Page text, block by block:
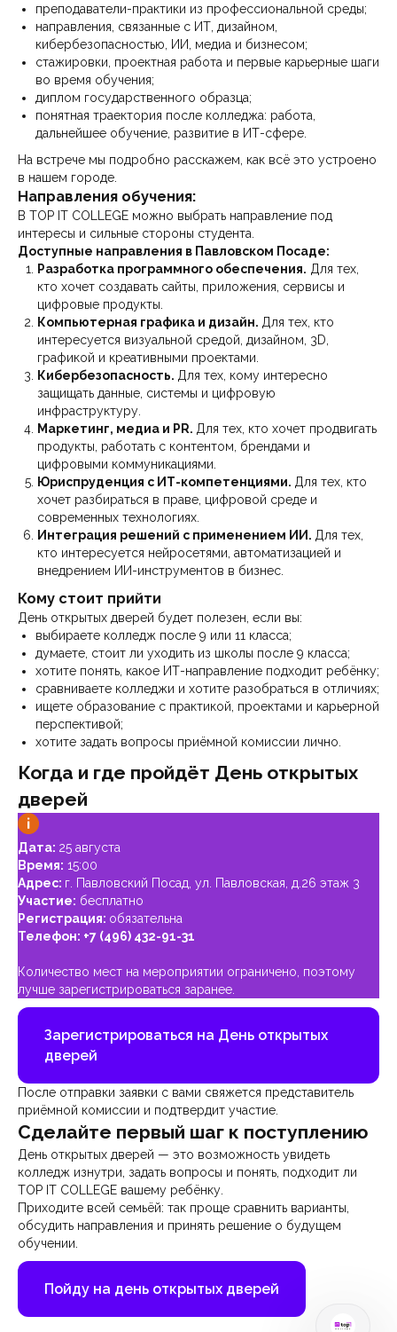
преподаватели-практики из профессиональной среды;
направления, связанные с ИТ, дизайном,
кибербезопасностью, ИИ, медиа и бизнесом;
стажировки, проектная работа и первые карьерные шаги
во время обучения;
диплом государственного образца;
понятная траектория после колледжа: работа,
дальнейшее обучение, развитие в ИТ-сфере.
На встрече мы подробно расскажем, как всё это устроено
в нашем городе.
Направления обучения:
В TOP IT COLLEGE можно выбрать направление под
интересы и сильные стороны студента.
Доступные направления в Павловском Посаде:
Разработка программного обеспечения. Для тех,
кто хочет создавать сайты, приложения, сервисы и
цифровые продукты.
Компьютерная графика и дизайн. Для тех, кто
интересуется визуальной средой, дизайном, 3D,
графикой и креативными проектами.
Кибербезопасность. Для тех, кому интересно
защищать данные, системы и цифровую
инфраструктуру.
Маркетинг, медиа и PR. Для тех, кто хочет продвигать
продукты, работать с контентом, брендами и
цифровыми коммуникациями.
Юриспруденция с ИТ-компетенциями. Для тех, кто
хочет разбираться в праве, цифровой среде и
современных технологиях.
Интеграция решений с применением ИИ. Для тех,
кто интересуется нейросетями, автоматизацией и
внедрением ИИ-инструментов в бизнес.
Кому стоит прийти
День открытых дверей будет полезен, если вы:
выбираете колледж после 9 или 11 класса;
думаете, стоит ли уходить из школы после 9 класса;
хотите понять, какое ИТ-направление подходит ребёнку;
сравниваете колледжи и хотите разобраться в отличиях;
ищете образование с практикой, проектами и карьерной
перспективой;
хотите задать вопросы приёмной комиссии лично.
Когда и где пройдёт День открытых
дверей
Дата: 25 августа
Время: 15:00
Адрес: г. Павловский Посад, ул. Павловская, д.26 этаж 3
Участие: бесплатно
Регистрация: обязательна
Телефон: +7 (496) 432-91-31
Количество мест на мероприятии ограничено, поэтому
лучше зарегистрироваться заранее.
Зарегистрироваться на День открытых
дверей
После отправки заявки с вами свяжется представитель
приёмной комиссии и подтвердит участие.
Сделайте первый шаг к поступлению
День открытых дверей — это возможность увидеть
колледж изнутри, задать вопросы и понять, подходит ли
TOP IT COLLEGE вашему ребёнку.
Приходите всей семьёй: так проще сравнить варианты,
обсудить направления и принять решение о будущем
обучении.
Пойду на день открытых дверей